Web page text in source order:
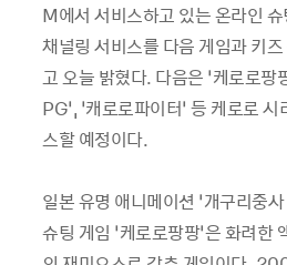
M에서 서비스하고 있는 온라인 슈
채널링 서비스를 다음 게임과 키
고 오늘 밝혔다. 다음은 ‘케로로팡
PG’, ‘캐로로파이터’ 등 케로로
스할 예정이다.
일본 유명 애니메이션 ‘개구리중
슈팅 게임 ‘케로로팡팡’은 화려한